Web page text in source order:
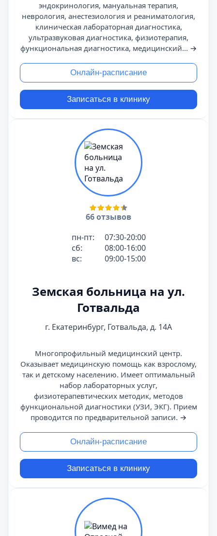
эндокринология, мануальная терапия,
неврология, анестезиология и реаниматология,
клиническая лабораторная диагностика,
ультразвуковая диагностика, физиотерапия,
функциональная диагностика, медицинский... →
Онлайн-расписание
Записаться в клинику
66 отзывов
пн-пт:
07:30-20:00
сб:
08:00-16:00
вс:
09:00-15:00
Земская больница на ул.
Готвальда
г. Екатеринбург, Готвальда, д. 14А
Многопрофильный медицинский центр.
Оказывает медицинскую помощь как взрослому,
так и детскому населению. Имеет оптимальный
набор лабораторных услуг,
физиотерапевтических методик, методов
функциональной диагностики (УЗИ, ЭКГ). Прием
проводится по предварительной записи. →
Онлайн-расписание
Записаться в клинику